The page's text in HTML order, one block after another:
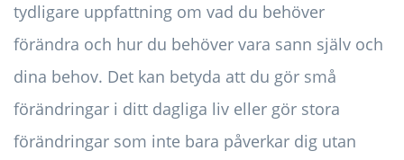
tydligare uppfattning om vad du behöver
förändra och hur du behöver vara sann själv och
dina behov. Det kan betyda att du gör små
förändringar i ditt dagliga liv eller gör stora
förändringar som inte bara påverkar dig utan